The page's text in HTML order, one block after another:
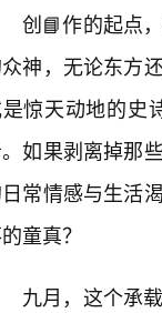
创📘作的起点
神，无论东方
惊天动地的史
如果剥离掉那
常情感与生活
童真？
九月，这个承